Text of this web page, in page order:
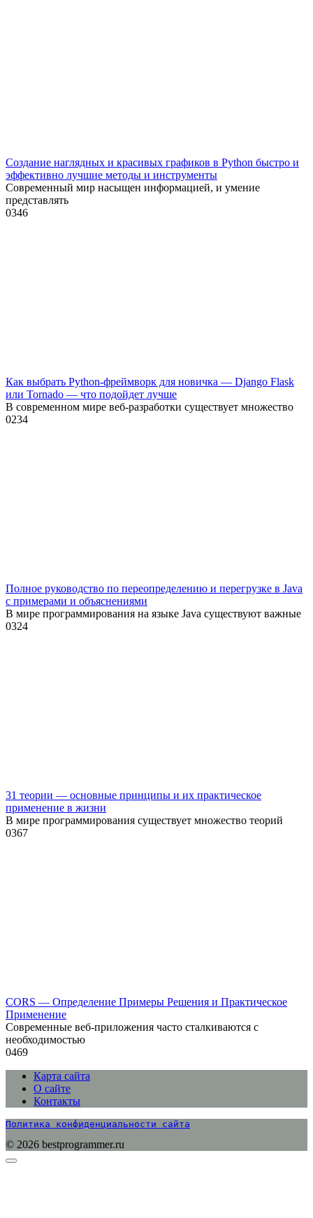
Создание наглядных и красивых графиков в Python быстро и
эффективно лучшие методы и инструменты
Современный мир насыщен информацией, и умение
представлять
0346
Как выбрать Python-фреймворк для новичка — Django Flask
или Tornado — что подойдет лучше
В современном мире веб-разработки существует множество
0234
Полное руководство по переопределению и перегрузке в Java
с примерами и объяснениями
В мире программирования на языке Java существуют важные
0324
31 теории — основные принципы и их практическое
применение в жизни
В мире программирования существует множество теорий
0367
CORS — Определение Примеры Решения и Практическое
Применение
Современные веб-приложения часто сталкиваются с
необходимостью
0469
Карта сайта
О сайте
Контакты
Политика конфиденциальности сайта
© 2026 bestprogrammer.ru